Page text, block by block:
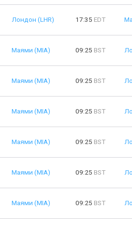
Лондон (LHR) 17:35 EDT
Маями (MIA) 09:25 BST
Маями (MIA) 09:25 BST
Маями (MIA) 09:25 BST
Маями (MIA) 09:25 BST
Маями (MIA) 09:25 BST
Маями (MIA) 09:25 BST